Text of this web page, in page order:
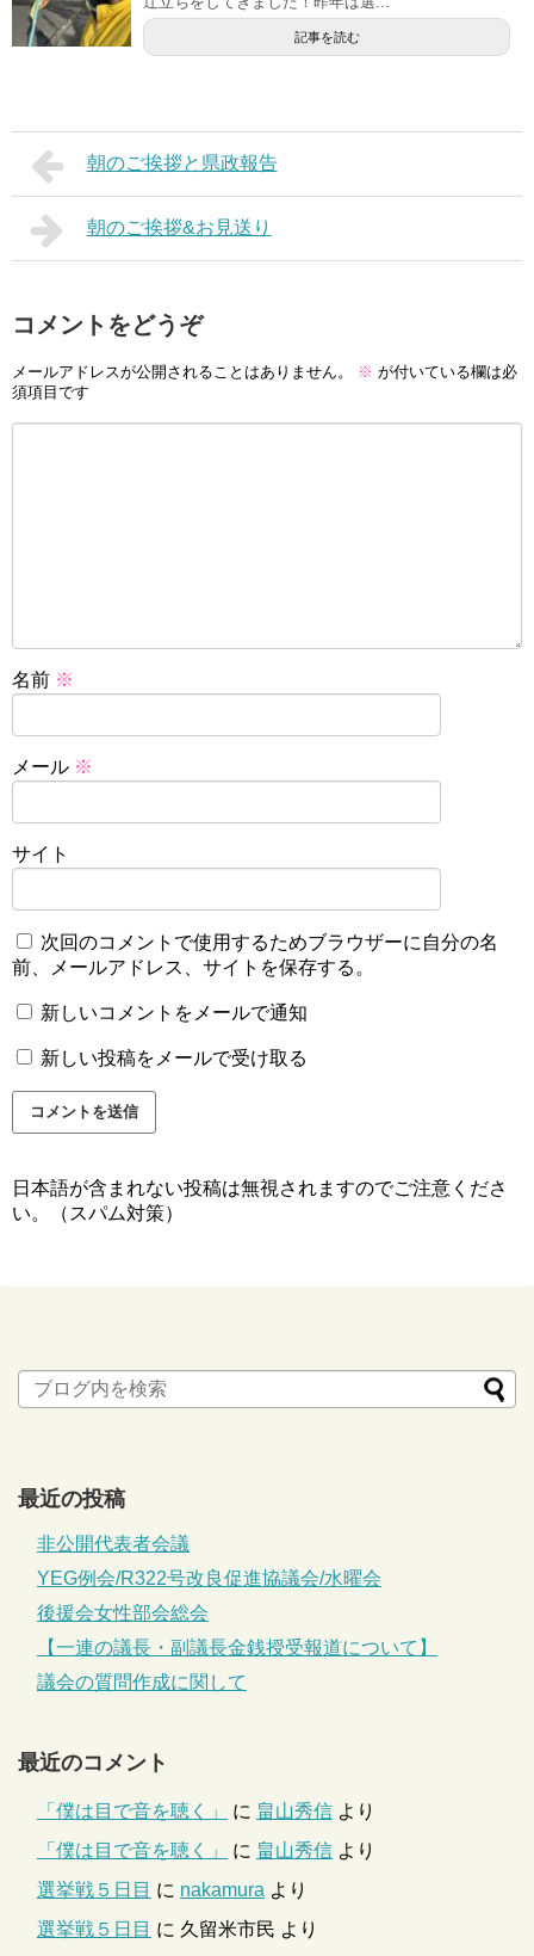
記事を読む
朝のご挨拶と県政報告
朝のご挨拶&お見送り
コメントをどうぞ
メールアドレスが公開されることはありません。 ※ が付いている欄は必
須項目です
名前 ※
メール ※
サイト
次回のコメントで使用するためブラウザーに自分の名
前、メールアドレス、サイトを保存する。
新しいコメントをメールで通知
新しい投稿をメールで受け取る
日本語が含まれない投稿は無視されますのでご注意くださ
い。（スパム対策）
最近の投稿
非公開代表者会議
YEG例会/R322号改良促進協議会/水曜会
後援会女性部会総会
【一連の議長・副議長金銭授受報道について】
議会の質問作成に関して
最近のコメント
「僕は目で音を聴く」 に 畠山秀信 より
「僕は目で音を聴く」
に 畠山秀信 より
選挙戦５日目 に nakamura より
選挙戦５日目 に 久留米市民 より